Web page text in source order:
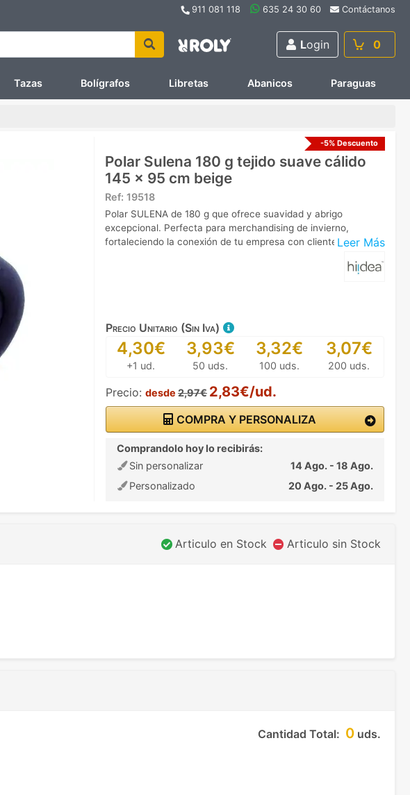
911 081 118 635 24 30 60 Contáctanos
Login 0
Tazas Bolígrafos Libretas Abanicos Paraguas
-5% Descuento
Polar Sulena 180 g tejido suave cálido
145 x 95 cm beige
Ref: 19518
Leer Más
Polar SULENA de 180 g que ofrece suavidad y abrigo
excepcional. Perfecta para merchandising de invierno,
fortaleciendo la conexión de tu empresa con clientes.
Precio Unitario (Sin Iva)
4,30€
+1 ud.
3,93€
50 uds.
3,32€
100 uds.
3,07€
200 uds.
Precio: desde 2,97€ 2,83€/ud.
COMPRA Y PERSONALIZA
Comprandolo hoy lo recibirás:
Sin personalizar
14 Ago. - 18 Ago.
Personalizado
20 Ago. - 25 Ago.
Articulo en Stock Articulo sin Stock
Cantidad Total: 0 uds.